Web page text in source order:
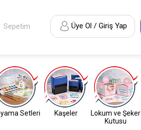
Üye Ol / Giriş Yap
Sepetim
Setleri Kaşeler
Lokum ve Şeker
Kutusu